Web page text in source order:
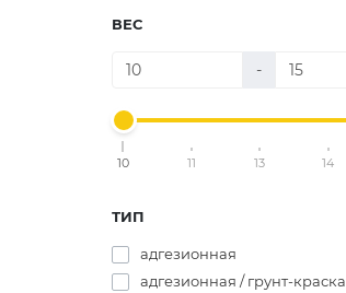
ВЕС
-
10 11 13 14
ТИП
адгезионная
адгезионная / грунт-краска